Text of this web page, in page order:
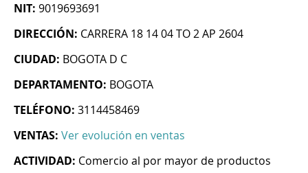
NIT: 9019693691
DIRECCIÓN: CARRERA 18 14 04 TO 2 AP 2604
CIUDAD: BOGOTA D C
DEPARTAMENTO: BOGOTA
TELÉFONO: 3114458469
VENTAS: Ver evolución en ventas
ACTIVIDAD: Comercio al por mayor de productos